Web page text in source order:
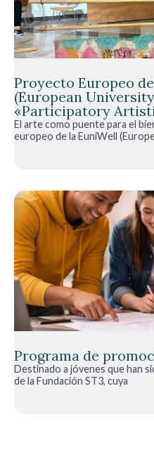
Proyecto Europeo
(European
«Participatory
El arte como puente para el
europeo de la EuniWell
Programa de
Destinado a jóvenes que han
de la Fundación ST3, cuya